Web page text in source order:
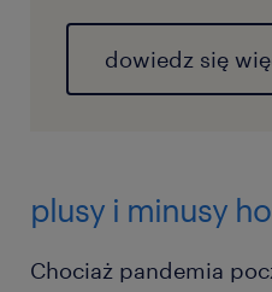
dowiedz się
plusy i minusy
Chociaż pandemia